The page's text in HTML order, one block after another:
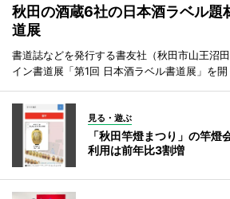
秋田の酒蔵6社の日本酒ラベル題
道展
書道誌などを発行する書友社（秋田市山王沼
イン書道展「第1回 日本酒ラベル書道展」を開
見る・遊ぶ
「秋田竿燈まつり」の竿燈
利用は前年比3割増